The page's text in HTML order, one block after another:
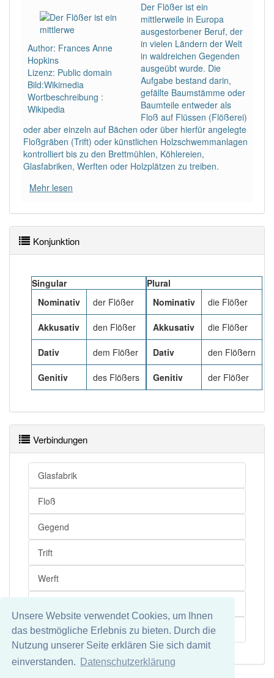
Unsere Website verwendet Cookies, um Ihnen
das bestmögliche Erlebnis zu bieten. Durch die
Nutzung unserer Seite erklären Sie sich damit
einverstanden.
Datenschutzerklärung
Häufigkeit: 4 von 10
Wörter mit Endung-flößer : 1
Wörter mit Endung
aber mit einem anderen
Artikelder: 0
84% unserer Spielapp-Nutzer haben den Artikel
korrekt erraten.
Author: Frances Anne
Hopkins
Lizenz: Public domain
Bild:Wikimedia
Wortbeschreibung :
Wikipedia
Der Flößer ist ein
mittlerweile in Europa
ausgestorbener Beruf, der
in vielen Ländern der Welt
in waldreichen Gegenden
ausgeübt wurde. Die
Aufgabe bestand darin,
gefällte Baumstämme oder
Baumteile entweder als
Floß auf Flüssen (Flößerei)
oder aber einzeln auf Bächen oder über hierfür angelegte
Floßgräben (Trift) oder künstlichen Holzschwemmanlagen
kontrolliert bis zu den Brettmühlen, Köhlereien,
Glasfabriken, Werften oder Holzplätzen zu treiben.
Mehr lesen
Konjunktion
Singular
Nominativ
der Flößer
Akkusativ den Flößer
Dativ dem Flößer
Genitiv des Flößers
Plural
Nominativ
die Flößer
Akkusativ die Flößer
Dativ den Flößern
Genitiv der Flößer
Verbindungen
Glasfabrik
Floß
Gegend
Trift
Werft
Flößerei